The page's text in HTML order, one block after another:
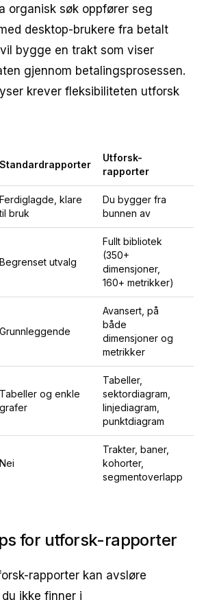
organisk søk oppfører seg
desktop-brukere fra betalt
bygge en trakt som viser
gjennom betalingsprosessen.
krever fleksibiliteten utforsk
Standardrapporter
Utforsk-
rapporter
Ferdiglagde, klare
til bruk
Du bygger fra
bunnen av
Begrenset utvalg
Fullt bibliotek
(350+
dimensjoner,
160+ metrikker)
Grunnleggende
Avansert, på
både
dimensjoner og
metrikker
Tabeller og enkle
grafer
Tabeller,
sektordiagram,
linjediagram,
punktdiagram
Nei
Trakter, baner,
kohorter,
segmentoverlapp
for utforsk-rapporter
rapporter kan avsløre
ikke finner i